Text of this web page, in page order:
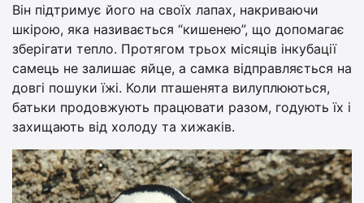
Він підтримує його на своїх лапах, накриваючи
шкірою, яка називається “кишенею”, що допомагає
зберігати тепло. Протягом трьох місяців інкубації
самець не залишає яйце, а самка відправляється на
довгі пошуки їжі. Коли пташенята вилуплюються,
батьки продовжують працювати разом, годують їх і
захищають від холоду та хижаків.